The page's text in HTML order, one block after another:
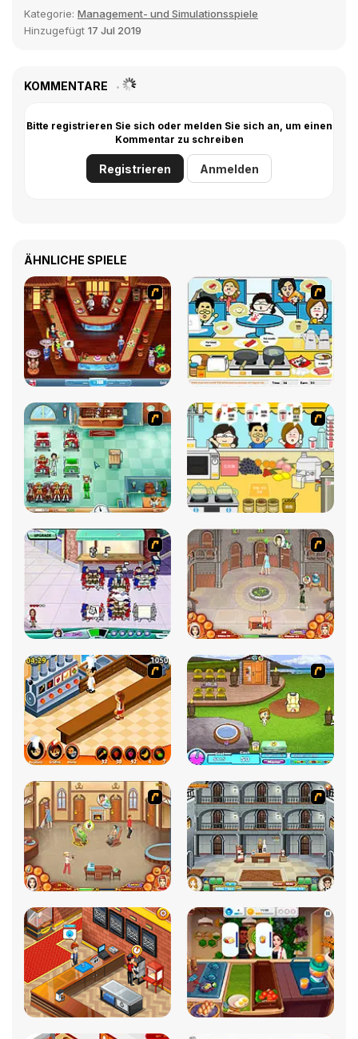
Kategorie: Management- und Simulationsspiele
Hinzugefügt 17 Jul 2019
KOMMENTARE
Bitte registrieren Sie sich oder melden Sie sich an, um einen
Kommentar zu schreiben
Registrieren Anmelden
ÄHNLICHE SPIELE